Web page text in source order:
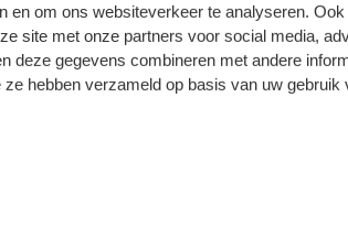
en om ons websiteverkeer te analyseren.
site met onze partners voor social media,
deze gegevens combineren met andere
hebben verzameld op basis van uw gebruik